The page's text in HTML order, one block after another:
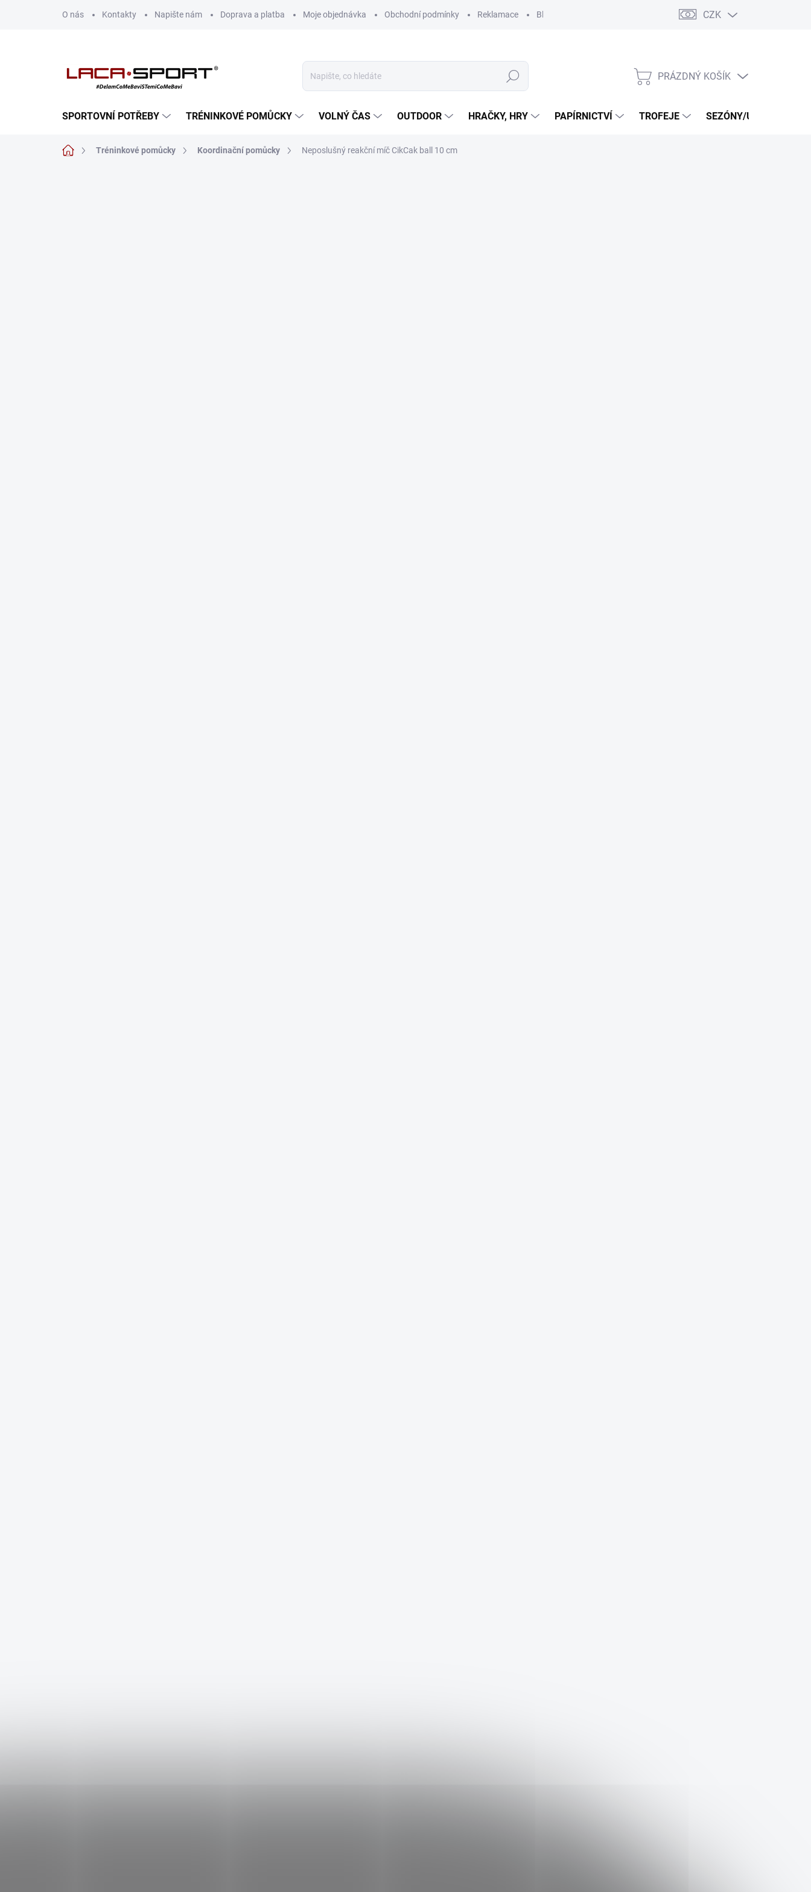
O nás Kontakty Napište nám Doprava a platba Moje objednávka Obchodní podmínky Reklamace Blog CZK
Hledat
NÁKUPNÍ
PRÁZDNÝ KOŠÍK
SPORTOVNÍ POTŘEBY TRÉNINKOVÉ POMŮCKY VOLNÝ ČAS OUTDOOR HRAČKY, HRY PAPÍRNICTVÍ TROFEJE SEZÓNY/UDÁLOSTI
Domů Tréninkové pomůcky Koordinační pomůcky Neposlušný reakční míč CikCak ball 10 cm